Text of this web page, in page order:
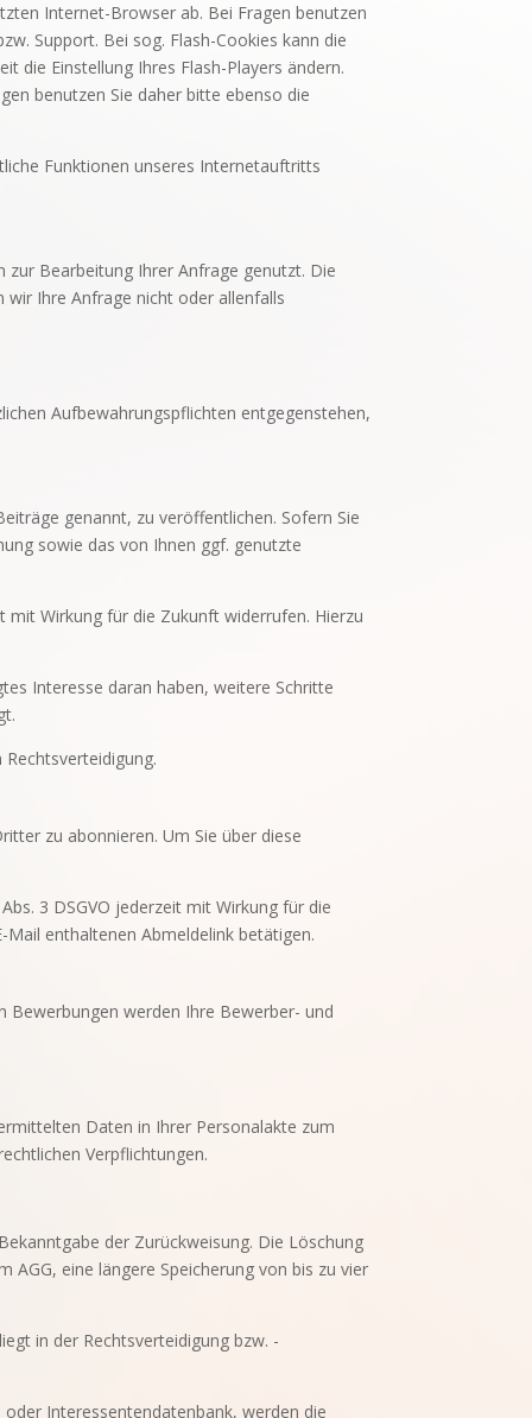
Internet-Browser ab. Bei Fragen benutzen
Support. Bei sog. Flash-Cookies kann die
die Einstellung Ihres Flash-Players ändern.
benutzen Sie daher bitte ebenso die
Funktionen unseres Internetauftritts
Bearbeitung Ihrer Anfrage genutzt. Die
Ihre Anfrage nicht oder allenfalls
Aufbewahrungspflichten entgegenstehen,
genannt, zu veröffentlichen. Sofern Sie
sowie das von Ihnen ggf. genutzte
mit Wirkung für die Zukunft widerrufen. Hierzu
Interesse daran haben, weitere Schritte
zu abonnieren. Um Sie über diese
3 DSGVO jederzeit mit Wirkung für die
enthaltenen Abmeldelink betätigen.
Bewerbungen werden Ihre Bewerber- und
Daten in Ihrer Personalakte zum
Verpflichtungen.
der Zurückweisung. Die Löschung
eine längere Speicherung von bis zu vier
in der Rechtsverteidigung bzw. -
Interessentendatenbank, werden die